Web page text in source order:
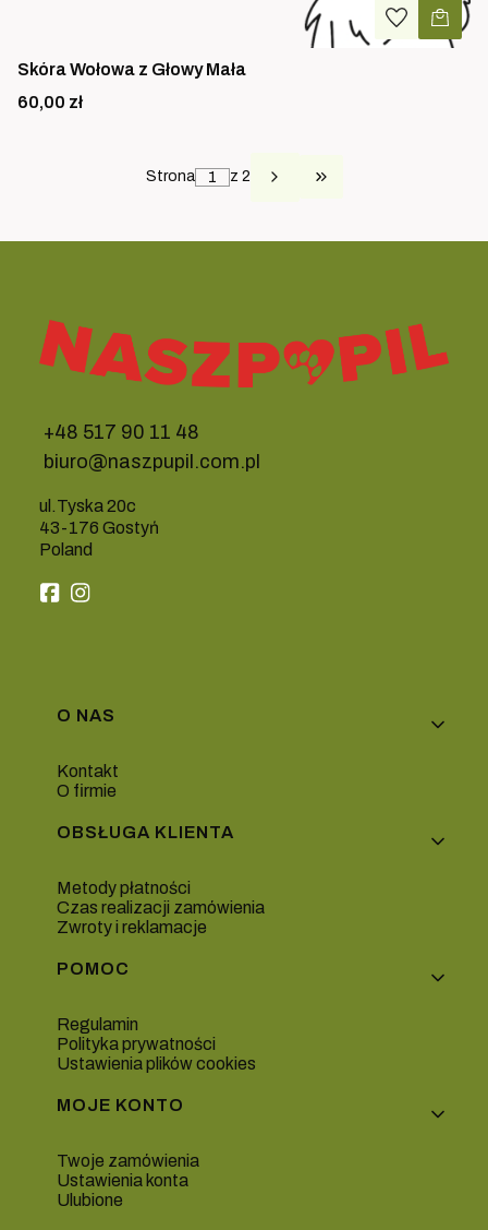
Skóra Wołowa z Głowy Mała
Cena
60,00 zł
Strona z 2 PRZEJDŹ DO
+48 517 90 11 48
biuro@naszpupil.com.pl
ul.Tyska 20c
43-176 Gostyń
Poland
Linki w stopce
O NAS
Kontakt
O firmie
OBSŁUGA KLIENTA
Metody płatności
Czas realizacji zamówienia
Zwroty i reklamacje
POMOC
Regulamin
Polityka prywatności
Ustawienia plików cookies
MOJE KONTO
Twoje zamówienia
Ustawienia konta
Ulubione